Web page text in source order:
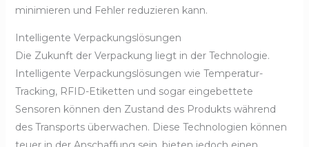
minimieren und Fehler reduzieren kann.
Intelligente Verpackungslösungen
Die Zukunft der Verpackung liegt in der Technologie.
Intelligente Verpackungslösungen wie Temperatur-
Tracking, RFID-Etiketten und sogar eingebettete
Sensoren können den Zustand des Produkts während
des Transports überwachen. Diese Technologien können